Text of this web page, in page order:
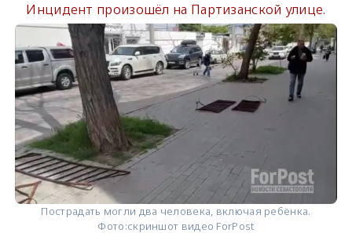
Инцидент произошёл на Партизанской улице.
Пострадать могли два человека, включая ребёнка.
Фото:скриншот видео ForPost